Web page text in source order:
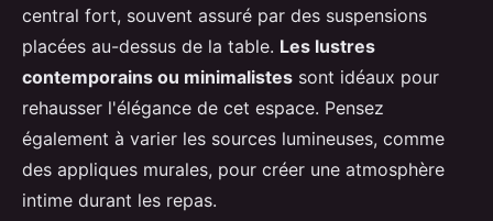
central fort, souvent assuré par des suspensions
placées au-dessus de la table. Les lustres
contemporains ou minimalistes sont idéaux pour
rehausser l'élégance de cet espace. Pensez
également à varier les sources lumineuses, comme
des appliques murales, pour créer une atmosphère
intime durant les repas.